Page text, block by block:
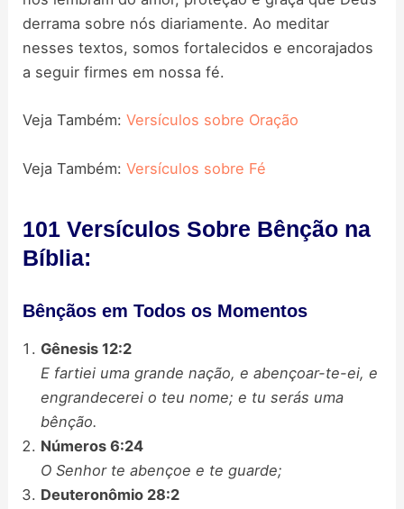
derrama sobre nós diariamente. Ao meditar
nesses textos, somos fortalecidos e encorajados
a seguir firmes em nossa fé.
Veja Também:Versículos sobre Oração
Veja Também:Versículos sobre Fé
101 Versículos Sobre Bênção na
Bíblia:
Bênçãos em Todos os Momentos
Gênesis 12:2
E fartiei uma grande nação, e abençoar-te-ei, e
engrandecerei o teu nome; e tu serás uma
bênção.
Números 6:24
O Senhor te abençoe e te guarde;
Deuteronômio 28:2